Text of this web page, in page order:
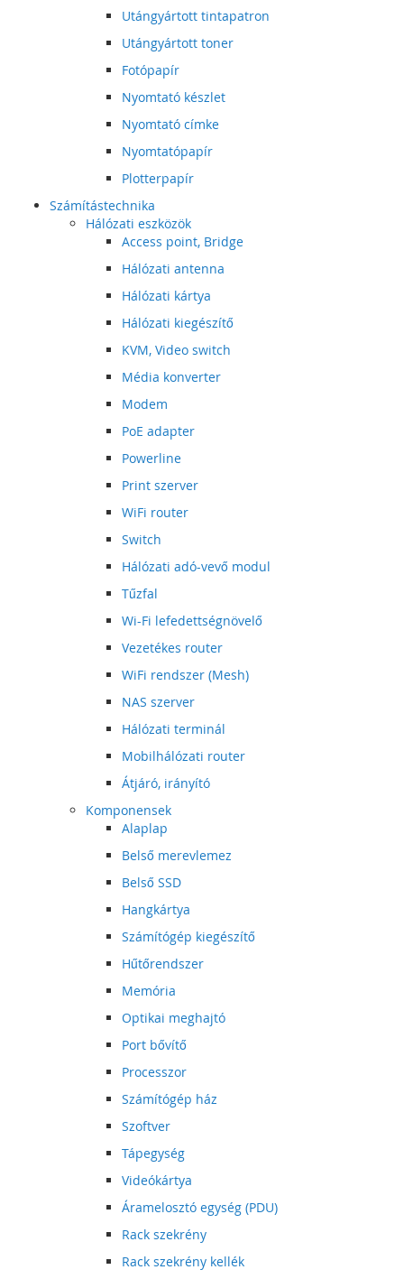
Utángyártott tintapatron
Utángyártott toner
Fotópapír
Nyomtató készlet
Nyomtató címke
Nyomtatópapír
Plotterpapír
Számítástechnika
Hálózati eszközök
Access point, Bridge
Hálózati antenna
Hálózati kártya
Hálózati kiegészítő
KVM, Video switch
Média konverter
Modem
PoE adapter
Powerline
Print szerver
WiFi router
Switch
Hálózati adó-vevő modul
Tűzfal
Wi-Fi lefedettségnövelő
Vezetékes router
WiFi rendszer (Mesh)
NAS szerver
Hálózati terminál
Mobilhálózati router
Átjáró, irányító
Komponensek
Alaplap
Belső merevlemez
Belső SSD
Hangkártya
Számítógép kiegészítő
Hűtőrendszer
Memória
Optikai meghajtó
Port bővítő
Processzor
Számítógép ház
Szoftver
Tápegység
Videókártya
Áramelosztó egység (PDU)
Rack szekrény
Rack szekrény kellék